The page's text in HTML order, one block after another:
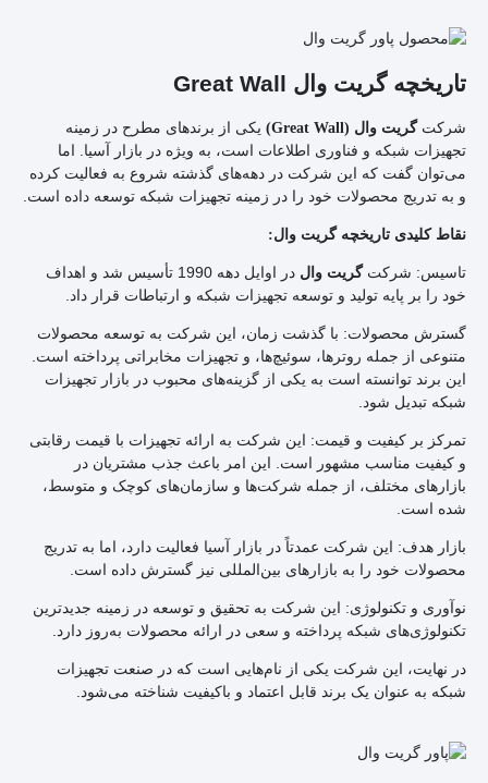
تاریخچه گریت وال Great Wall
شرکتگریت وال (Great Wall)
یکی از برندهای مطرح در زمینه
تجهیزات شبکه و فناوری اطلاعات است، به ویژه در بازار آسیا. اما
می‌توان گفت که این شرکت در دهه‌های گذشته شروع به فعالیت کرده
و به تدریج محصولات خود را در زمینه تجهیزات شبکه توسعه داده است.
نقاط کلیدی تاریخچه گریت وال:
تاسیس: شرکتگریت وال
در اوایل دهه 1990 تأسیس شد و اهداف
خود را بر پایه تولید و توسعه تجهیزات شبکه و ارتباطات قرار داد.
گسترش محصولات: با گذشت زمان، این شرکت به توسعه محصولات
متنوعی از جمله روترها، سوئیچ‌ها، و تجهیزات مخابراتی پرداخته است.
این برند توانسته است به یکی از گزینه‌های محبوب در بازار تجهیزات
شبکه تبدیل شود.
تمرکز بر کیفیت و قیمت: این شرکت به ارائه تجهیزات با قیمت رقابتی
و کیفیت مناسب مشهور است. این امر باعث جذب مشتریان در
بازارهای مختلف، از جمله شرکت‌ها و سازمان‌های کوچک و متوسط،
شده است.
بازار هدف: این شرکت عمدتاً در بازار آسیا فعالیت دارد، اما به تدریج
محصولات خود را به بازارهای بین‌المللی نیز گسترش داده است.
نوآوری و تکنولوژی: این شرکت به تحقیق و توسعه در زمینه جدیدترین
تکنولوژی‌های شبکه پرداخته و سعی در ارائه محصولات به‌روز دارد.
در نهایت، این شرکت یکی از نام‌هایی است که در صنعت تجهیزات
شبکه به عنوان یک برند قابل اعتماد و باکیفیت شناخته می‌شود.